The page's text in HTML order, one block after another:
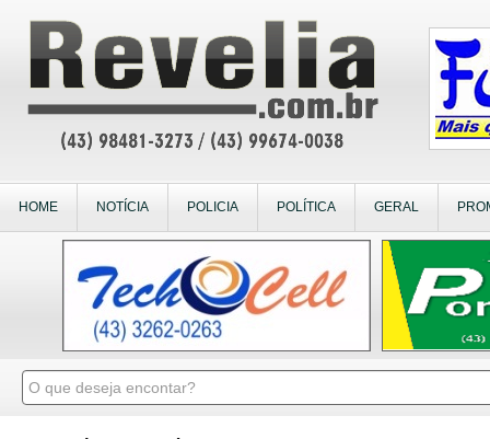
HOME NOTÍCIA POLICIA POLÍTICA GERAL